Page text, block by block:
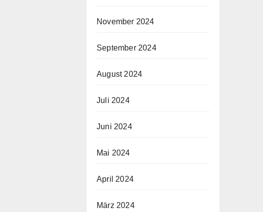
November 2024
September 2024
August 2024
Juli 2024
Juni 2024
Mai 2024
April 2024
März 2024